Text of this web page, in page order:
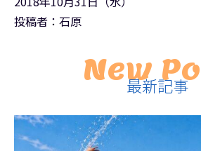
投稿者：石原
New最新記事